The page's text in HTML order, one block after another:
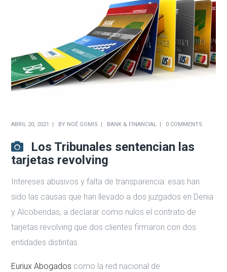
ABRIL 20, 2021 BY NOÉ GOMIS BANK & FINANCIAL 0 COMMENTS
Los Tribunales sentencian las
tarjetas revolving
Intereses abusivos y falta de transparencia: esas han
sido las causas que han llevado a dos juzgados en Denia
y Alcobendas, a declarar como nulos el contrato de
tarjetas revolving que dos clientes firmaron con dos
entidades distintas.
Euriux Abogados como la red nacional de